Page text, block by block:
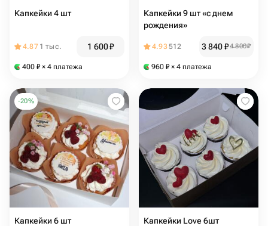
Капкейки 4 шт
4.87 1 тыс. 1 600₽
400 ₽ × 4 платежа
Капкейки 9 шт «с днем
рождения»
4.93512 3 840₽4 800₽
960 ₽ × 4 платежа
-20%
Капкейки 6 шт Капкейки Love 6шт